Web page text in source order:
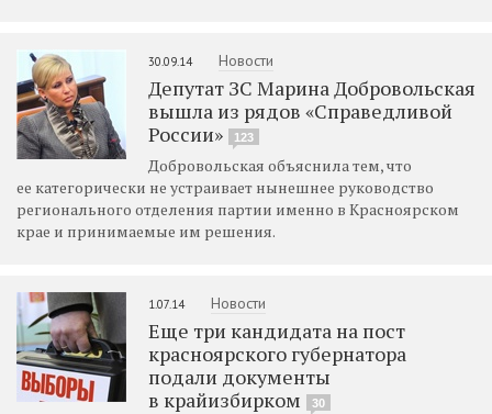
30.09.14 Новости
Депутат ЗС Марина Добровольская
вышла из рядов «Справедливой
России»
123
Добровольская объяснила тем, что
ее категорически не устраивает нынешнее руководство
регионального отделения партии именно в Красноярском
крае и принимаемые им решения.
1.07.14 Новости
Еще три кандидата на пост
красноярского губернатора
подали документы
в крайизбирком
30